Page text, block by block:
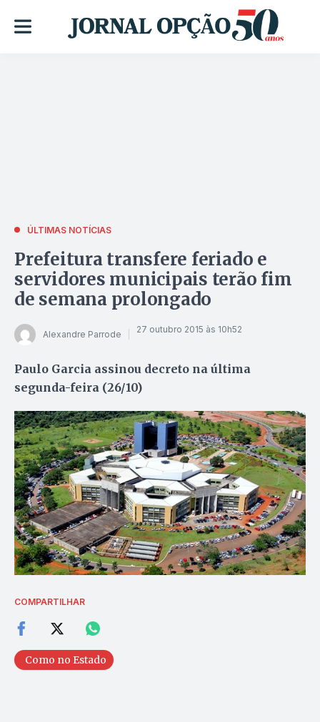
ÚLTIMAS NOTÍCIAS
Prefeitura transfere feriado e
servidores municipais terão fim
de semana prolongado
Alexandre Parrode 27 outubro 2015 às 10h52
Paulo Garcia assinou decreto na última
segunda-feira (26/10)
COMPARTILHAR
Como no Estado